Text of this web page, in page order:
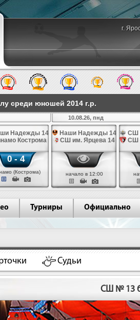
г.
среди юношей 2014 г.р.
Надежды 14
Кострома 14
0 - 4
(Кострома)
10.08.26, пнд
Наши Надежды 14
СШ им. Ярцева 14
начало в 12:00
СШ
СШ
Турниры Официально
Судьи
СШ № 13